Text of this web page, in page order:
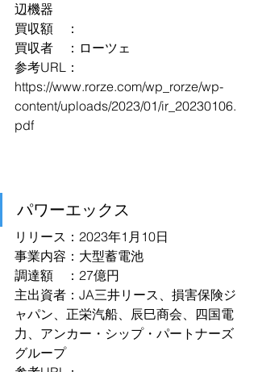
辺機器
買収額　：
買収者　：ローツェ
参考URL：
https://www.rorze.com/wp_rorze/wp-
content/uploads/2023/01/ir_20230106.
pdf
パワーエックス
リリース：2023年1月10日
事業内容：大型蓄電池
調達額　：27億円
主出資者：JA三井リース、損害保険ジ
ャパン、正栄汽船、辰巳商会、四国電
力、アンカー・シップ・パートナーズ
グループ